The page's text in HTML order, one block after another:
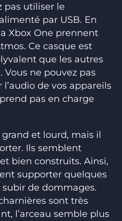
pas utiliser le
par USB. En
Xbox One prennent
Ce casque est
que les autres
ne pouvez pas
de vos appareils
pas en charge
grand et lourd, mais il
Ils semblent
bien construits. Ainsi,
supporter quelques
de dommages.
sont très
l’arceau semble plus